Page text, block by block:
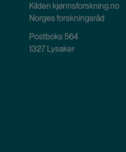
Kilden kjønnsforskning.no
Norges forskningsråd
Postboks 564
1327 Lysaker